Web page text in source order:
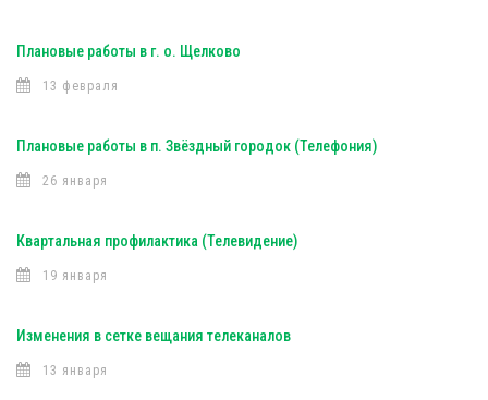
Плановые работы в г. о. Щелково
13 февраля
Плановые работы в п. Звёздный городок (Телефония)
26 января
Квартальная профилактика (Телевидение)
19 января
Изменения в сетке вещания телеканалов
13 января